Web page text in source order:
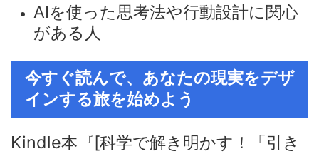
AIを使った思考法や行動設計に関心
がある人
今すぐ読んで、あなたの現実をデザ
インする旅を始めよう
Kindle本『[科学で解き明かす！「引き